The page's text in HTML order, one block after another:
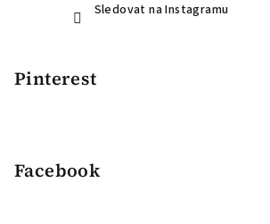
Sledovat na Instagramu
Pinterest
Facebook